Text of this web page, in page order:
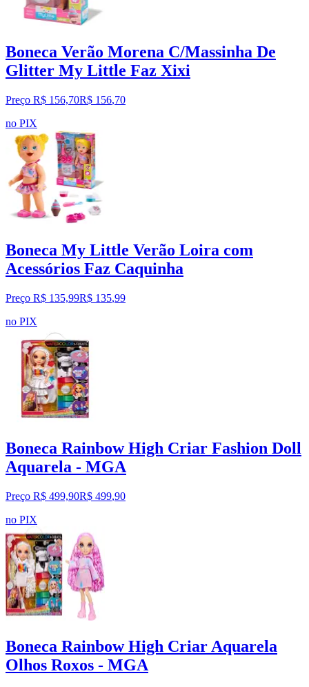
Boneca Verão Morena C/Massinha De
Glitter My Little Faz Xixi
Preço R$ 156,70R$ 156,70
no PIX
Boneca My Little Verão Loira com
Acessórios Faz Caquinha
Preço R$ 135,99R$ 135,99
no PIX
Boneca Rainbow High Criar Fashion Doll
Aquarela - MGA
Preço R$ 499,90R$ 499,90
no PIX
Boneca Rainbow High Criar Aquarela
Olhos Roxos - MGA